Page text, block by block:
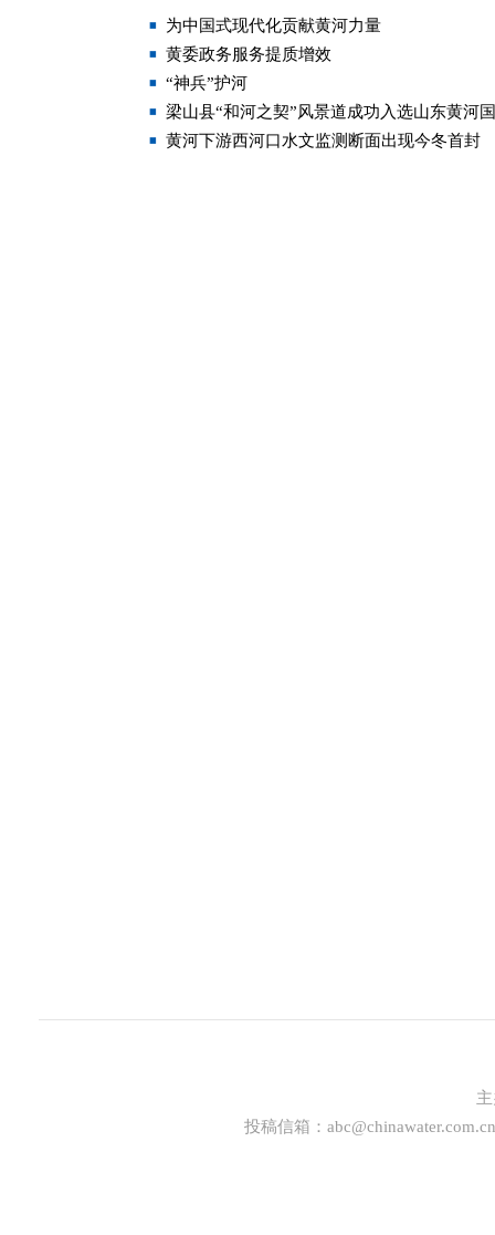
为中国式现代化贡献黄河力量
黄委政务服务提质增效
“神兵”护河
梁山县“和河之契”风景道成功入选山东黄河
黄河下游西河口水文监测断面出现今冬首封
投稿信箱： abc@chinawater.com.cn